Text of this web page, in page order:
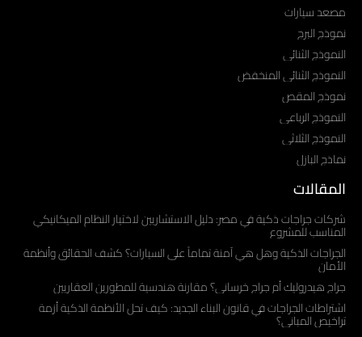
مصعد سيارات
نموذج البرج
النموذج الثنائي
النموذج الثنائي المنخفض
نموذج المقص
النموذج الرباعي
النموذج الثلاثي
نماذج البازل
المقالات
شركات جراجات ذكية في مصر: دليل الاستشاريين لاختيار النظام الميكانيكي
المناسب للمشروع
الجراجات الذكية وهل هي آمنة تماماً على السيارات؟ كشف الحقائق وأنظمة
الأمان
جراج هيدروليك أم جراج خرساني؟ مقارنة هندسية للمطورين العقاريين
اشتراطات الجراجات في قانون البناء الجديد: كيف تحل الأنظمة الذكية أزمة
تراخيص المباني؟